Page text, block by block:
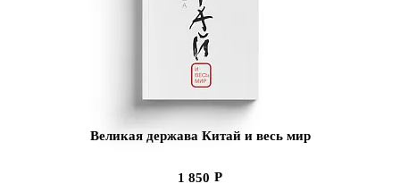
Великая держава Китай и весь мир
1 850